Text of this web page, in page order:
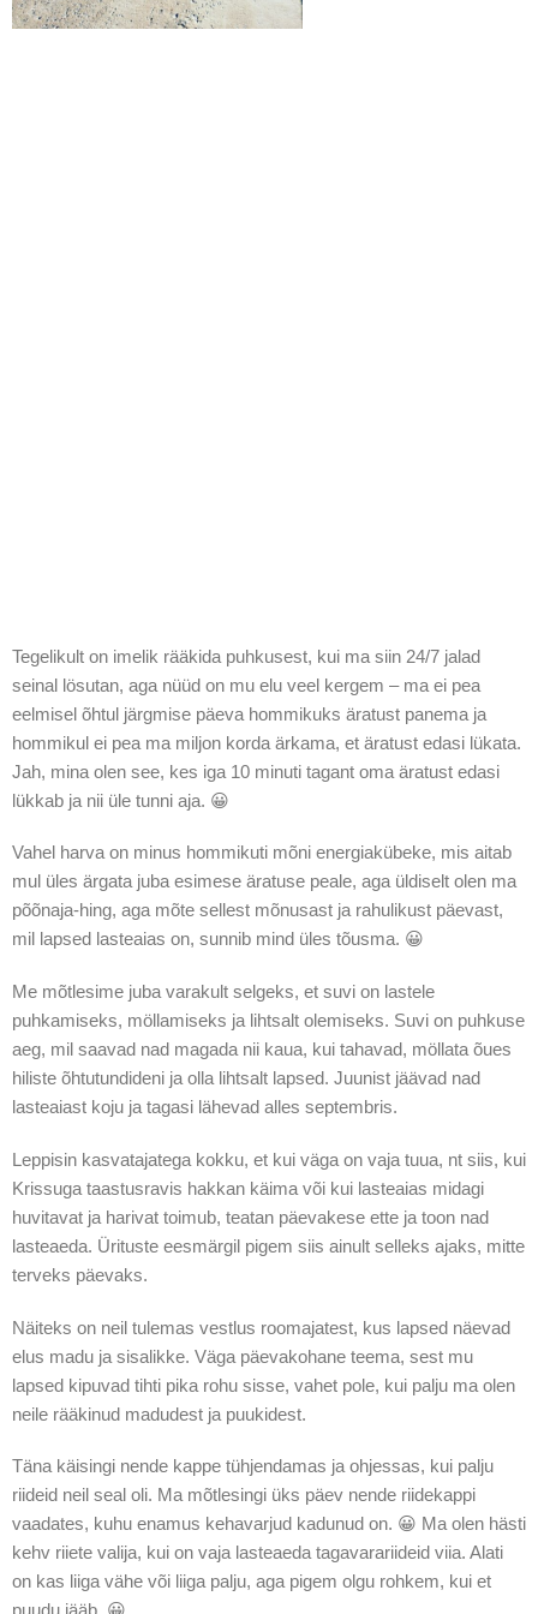
Tegelikult on imelik rääkida puhkusest, kui ma siin 24/7 jalad
seinal lösutan, aga nüüd on mu elu veel kergem – ma ei pea
eelmisel õhtul järgmise päeva hommikuks äratust panema ja
hommikul ei pea ma miljon korda ärkama, et äratust edasi lükata.
Jah, mina olen see, kes iga 10 minuti tagant oma äratust edasi
lükkab ja nii üle tunni aja. 😀
Vahel harva on minus hommikuti mõni energiakübeke, mis aitab
mul üles ärgata juba esimese äratuse peale, aga üldiselt olen ma
põõnaja-hing, aga mõte sellest mõnusast ja rahulikust päevast,
mil lapsed lasteaias on, sunnib mind üles tõusma. 😀
Me mõtlesime juba varakult selgeks, et suvi on lastele
puhkamiseks, möllamiseks ja lihtsalt olemiseks. Suvi on puhkuse
aeg, mil saavad nad magada nii kaua, kui tahavad, möllata õues
hiliste õhtutundideni ja olla lihtsalt lapsed. Juunist jäävad nad
lasteaiast koju ja tagasi lähevad alles septembris.
Leppisin kasvatajatega kokku, et kui väga on vaja tuua, nt siis, kui
Krissuga taastusravis hakkan käima või kui lasteaias midagi
huvitavat ja harivat toimub, teatan päevakese ette ja toon nad
lasteaeda. Ürituste eesmärgil pigem siis ainult selleks ajaks, mitte
terveks päevaks.
Näiteks on neil tulemas vestlus roomajatest, kus lapsed näevad
elus madu ja sisalikke. Väga päevakohane teema, sest mu
lapsed kipuvad tihti pika rohu sisse, vahet pole, kui palju ma olen
neile rääkinud madudest ja puukidest.
Täna käisingi nende kappe tühjendamas ja ohjessas, kui palju
riideid neil seal oli. Ma mõtlesingi üks päev nende riidekappi
vaadates, kuhu enamus kehavarjud kadunud on. 😀 Ma olen hästi
kehv riiete valija, kui on vaja lasteaeda tagavarariideid viia. Alati
on kas liiga vähe või liiga palju, aga pigem olgu rohkem, kui et